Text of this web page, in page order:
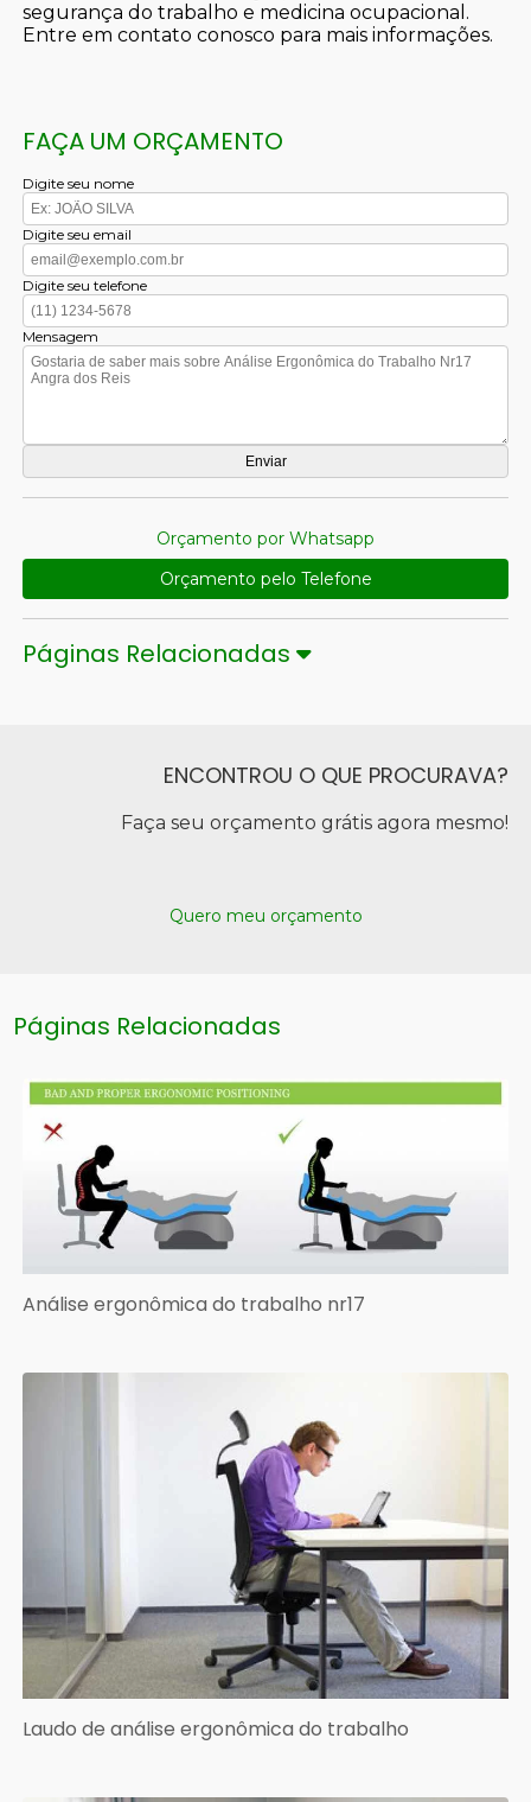
segurança do trabalho e medicina ocupacional.
Entre em contato conosco para mais informações.
FAÇA UM ORÇAMENTO
Digite seu nome
Digite seu email
Digite seu telefone
Mensagem
Orçamento por Whatsapp
Orçamento pelo Telefone
Páginas Relacionadas
ENCONTROU O QUE PROCURAVA?
Faça seu orçamento grátis agora mesmo!
Quero meu orçamento
Páginas Relacionadas
Análise ergonômica do trabalho nr17
Laudo de análise ergonômica do trabalho